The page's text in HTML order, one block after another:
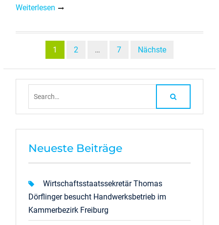
Weiterlesen
Beitragsnavigation
1 2 … 7 Nächste
Neueste Beiträge
Wirtschaftsstaatssekretär Thomas
Dörflinger besucht Handwerksbetrieb im
Kammerbezirk Freiburg